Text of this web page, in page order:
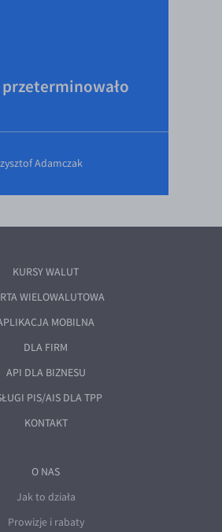
przeterminowało
Adamczak
KURSY WALUT
WIELOWALUTOWA
MOBILNA
DLA FIRM
API DLA BIZNESU
PIS/AIS DLA TPP
KONTAKT
O NAS
Jak to działa
Prowizje i rabaty